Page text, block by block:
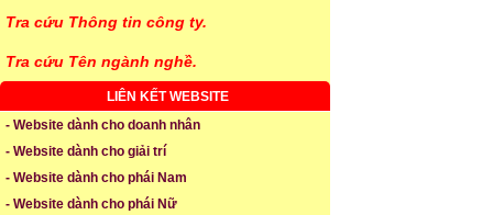
Tra cứu Thông tin công ty.
Tra cứu Tên ngành nghề.
LIÊN KẾT WEBSITE
- Website dành cho doanh nhân
- Website dành cho giải trí
- Website dành cho phái Nam
- Website dành cho phái Nữ